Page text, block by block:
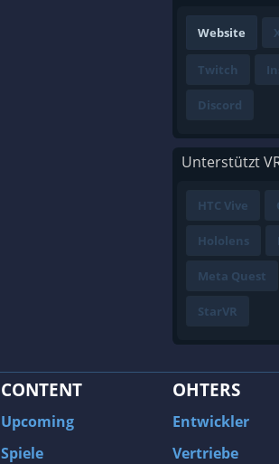
Website
Twitch
Discord
Unterstützt
HTC Vive
Hololens
Meta Quest
StarVR
CONTENT
Upcoming
Spiele
OHTERS
Entwickler
Vertriebe